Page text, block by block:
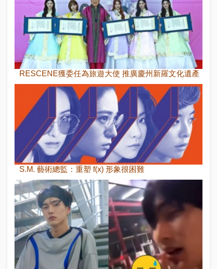
RESCENE獲委任為旅遊大使 推廣慶州新羅文化遺產
S.M. 藝術總監：重塑 f(x) 形象很困難